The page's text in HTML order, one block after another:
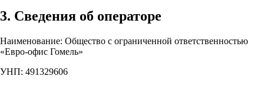
3. Сведения об операторе
Наименование: Общество с ограниченной ответственностью
«Евро-офис Гомель»
УНП: 491329606